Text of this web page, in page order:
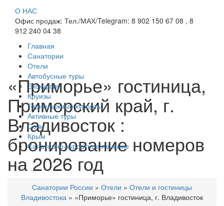
О НАС
Офис продаж: Тел./МАХ/Telegram: 8 902 150 67 08 , 8
912 240 04 38
Главная
Санатории
Отели
Автобусные туры
Экскурсии
Круизы
Горнолыжные курорты
Активные туры
Сочи
Крым
Санаторно-курортное лечение
«Приморье» гостиница,
Приморский край, г.
Владивосток :
бронирование номеров
на 2026 год
Санатории России » Отели » Отели и гостиницы
Владивостока » «Приморье» гостиница, г. Владивосток